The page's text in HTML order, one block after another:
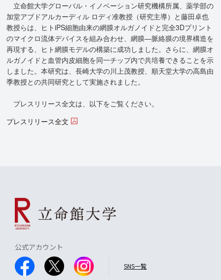
立命館大学グローバル・イノベーション研究機構所属、薬学部の
加堂アブドアルカーディル ロディ准教授（研究主導）と藤田卓也
教授らは、ヒトiPS細胞由来の網膜オルガノイドと完全3Dプリント
のマイクロ流体デバイスを組み合わせ、網膜—脈絡膜の境界構造を
再現する、ヒト網膜モデルの構築に成功しました。さらに、網膜オ
ルガノイドと血管内皮細胞を同一チップ内で共培養できることを示
しました。本研究は、長崎大学の川上茂教授、順天堂大学の高島由
季教授との共同研究として実施されました。
プレスリリース全文は、以下をご覧ください。
プレスリリース全文
公式アカウント
SNS一覧